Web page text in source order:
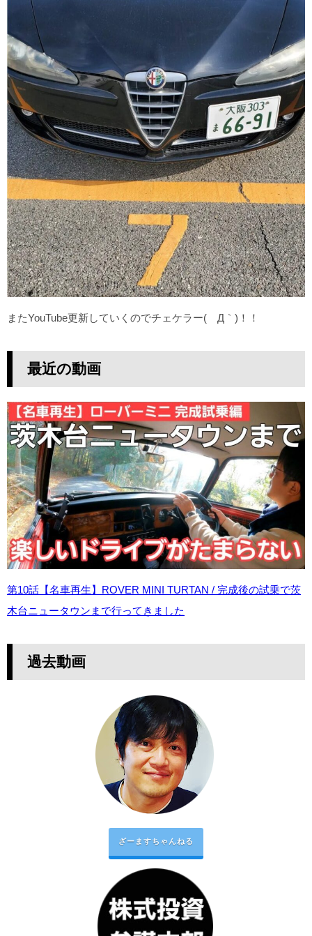
またYouTube更新していくのでチェケラー(´Д｀)！！
最近の動画
第10話【名車再生】ROVER MINI TURTAN / 完成後の試乗で茨
木台ニュータウンまで行ってきました
過去動画
ざーますちゃんねる